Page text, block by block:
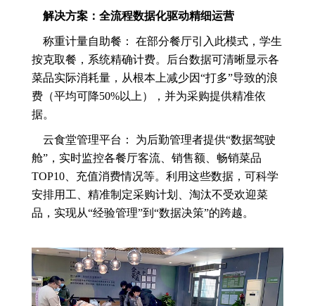
解决方案：全流程数据化驱动精细运营
称重计量自助餐： 在部分餐厅引入此模式，学生
按克取餐，系统精确计费。后台数据可清晰显示各
菜品实际消耗量，从根本上减少因“打多”导致的浪
费（平均可降50%以上），并为采购提供精准依
据。
云食堂管理平台： 为后勤管理者提供“数据驾驶
舱”，实时监控各餐厅客流、销售额、畅销菜品
TOP10、充值消费情况等。利用这些数据，可科学
安排用工、精准制定采购计划、淘汰不受欢迎菜
品，实现从“经验管理”到“数据决策”的跨越。